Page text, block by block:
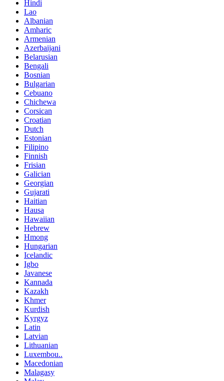
Hindi
Lao
Albanian
Amharic
Armenian
Azerbaijani
Belarusian
Bengali
Bosnian
Bulgarian
Cebuano
Chichewa
Corsican
Croatian
Dutch
Estonian
Filipino
Finnish
Frisian
Galician
Georgian
Gujarati
Haitian
Hausa
Hawaiian
Hebrew
Hmong
Hungarian
Icelandic
Igbo
Javanese
Kannada
Kazakh
Khmer
Kurdish
Kyrgyz
Latin
Latvian
Lithuanian
Luxembou..
Macedonian
Malagasy